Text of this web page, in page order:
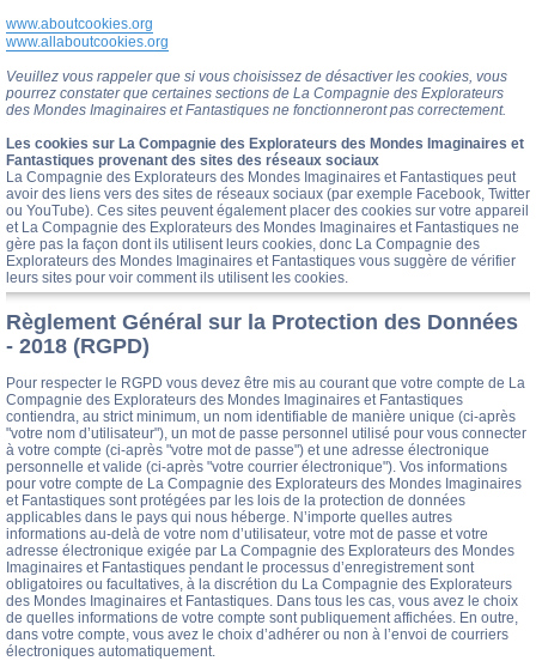
www.aboutcookies.org
www.allaboutcookies.org
Veuillez vous rappeler que si vous choisissez de désactiver les cookies, vous
pourrez constater que certaines sections de La Compagnie des Explorateurs
des Mondes Imaginaires et Fantastiques ne fonctionneront pas correctement.
Les cookies sur La Compagnie des Explorateurs des Mondes Imaginaires et
Fantastiques provenant des sites des réseaux sociaux
La Compagnie des Explorateurs des Mondes Imaginaires et Fantastiques peut
avoir des liens vers des sites de réseaux sociaux (par exemple Facebook, Twitter
ou YouTube). Ces sites peuvent également placer des cookies sur votre appareil
et La Compagnie des Explorateurs des Mondes Imaginaires et Fantastiques ne
gère pas la façon dont ils utilisent leurs cookies, donc La Compagnie des
Explorateurs des Mondes Imaginaires et Fantastiques vous suggère de vérifier
leurs sites pour voir comment ils utilisent les cookies.
Règlement Général sur la Protection des Données
- 2018 (RGPD)
Pour respecter le RGPD vous devez être mis au courant que votre compte de La
Compagnie des Explorateurs des Mondes Imaginaires et Fantastiques
contiendra, au strict minimum, un nom identifiable de manière unique (ci-après
"votre nom d’utilisateur"), un mot de passe personnel utilisé pour vous connecter
à votre compte (ci-après "votre mot de passe") et une adresse électronique
personnelle et valide (ci-après "votre courrier électronique"). Vos informations
pour votre compte de La Compagnie des Explorateurs des Mondes Imaginaires
et Fantastiques sont protégées par les lois de la protection de données
applicables dans le pays qui nous héberge. N’importe quelles autres
informations au-delà de votre nom d’utilisateur, votre mot de passe et votre
adresse électronique exigée par La Compagnie des Explorateurs des Mondes
Imaginaires et Fantastiques pendant le processus d’enregistrement sont
obligatoires ou facultatives, à la discrétion du La Compagnie des Explorateurs
des Mondes Imaginaires et Fantastiques. Dans tous les cas, vous avez le choix
de quelles informations de votre compte sont publiquement affichées. En outre,
dans votre compte, vous avez le choix d’adhérer ou non à l’envoi de courriers
électroniques automatiquement.